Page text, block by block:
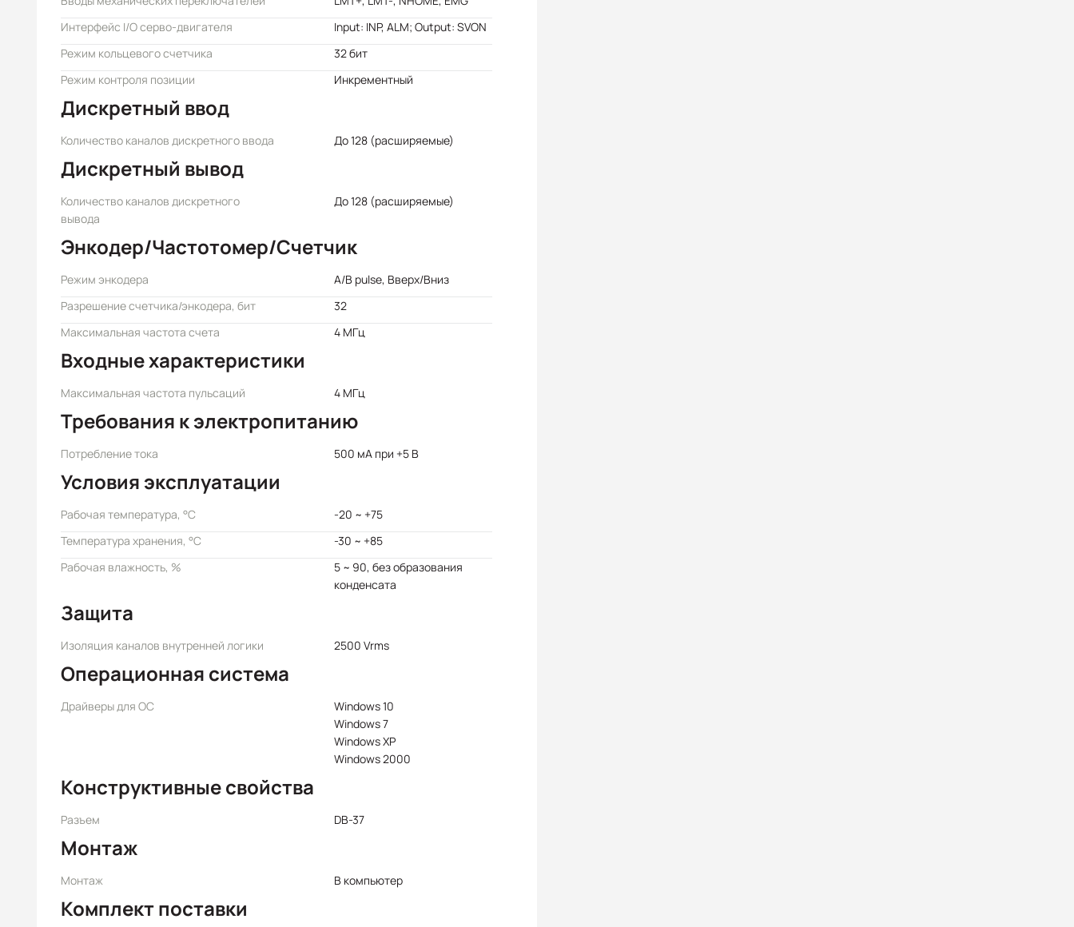
Интерфейс I/O серво-двигателя
Input: INP, ALM; Output: SVON
Режим кольцевого счетчика
32 бит
Режим контроля позиции
Инкрементный
Дискретный ввод
Количество каналов дискретного ввода До 128 (расширяемые)
Дискретный вывод
Количество каналов дискретного
вывода
До 128 (расширяемые)
Энкодер/Частотомер/Счетчик
Режим энкодера
A/B pulse, Вверх/Вниз
Разрешение счетчика/энкодера, бит
32
Максимальная частота счета
4 МГц
Входные характеристики
Максимальная частота пульсаций 4 МГц
Требования к электропитанию
Потребление тока 500 мА при +5 В
Условия эксплуатации
Рабочая температура, °C
-20 ~ +75
Температура хранения, °C
-30 ~ +85
Рабочая влажность, %
5 ~ 90, без образования
конденсата
Защита
Изоляция каналов внутренней логики 2500 Vrms
Операционная система
Драйверы для ОС
Windows 10
Windows 7
Windows XP
Windows 2000
Конструктивные свойства
Разъем DB-37
Монтаж
Монтаж В компьютер
Комплект поставки